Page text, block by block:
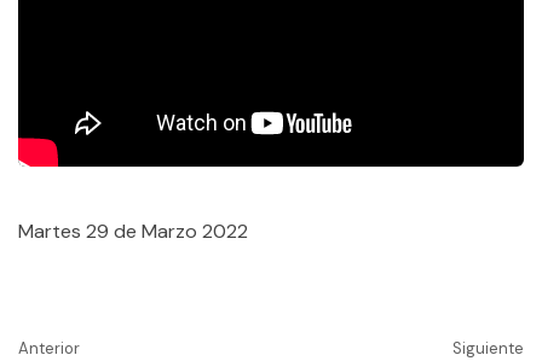
Martes 29 de Marzo 2022
Anterior Siguiente